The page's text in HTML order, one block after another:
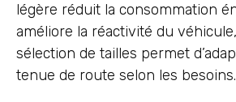
légère réduit la consommation
améliore la réactivité du
sélection de tailles permet
tenue de route selon les besoins.